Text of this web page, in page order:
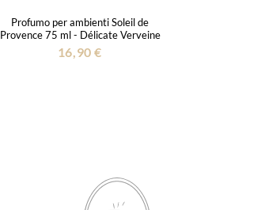
Profumo per ambienti Soleil de
Provence 75 ml - Délicate Verveine
16,90 €